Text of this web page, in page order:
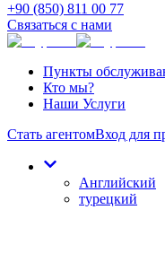
+90 (850) 811 00 77
Связаться с нами
Пункты
Кто мы?
Наши Услуги
Стать агентомВход для
Английский
турецкий